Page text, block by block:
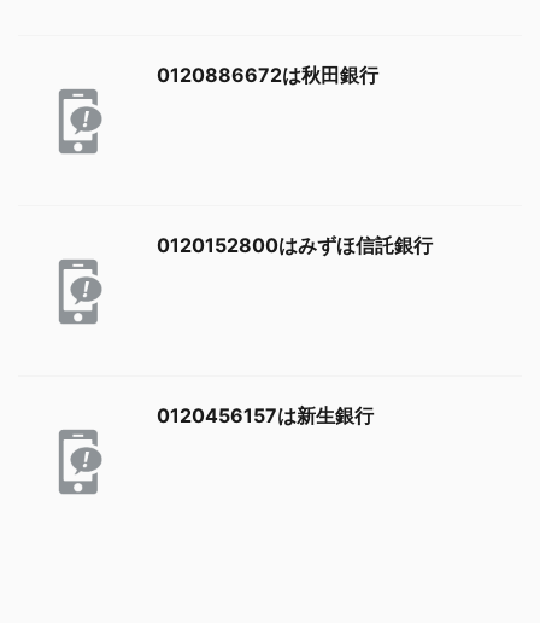
0120886672は秋田銀行
0120152800はみずほ信託銀行
0120456157は新生銀行